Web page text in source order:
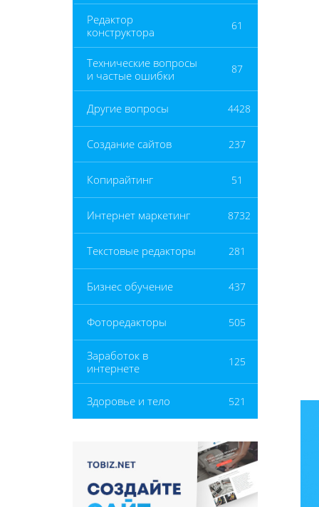
Редактор
конструктора
61
Технические вопросы
и частые ошибки
87
Другие вопросы 4428
Создание сайтов 237
Копирайтинг 51
Интернет маркетинг 8732
Текстовые редакторы 281
Бизнес обучение 437
Фоторедакторы 505
Заработок в
интернете
125
Здоровье и тело 521